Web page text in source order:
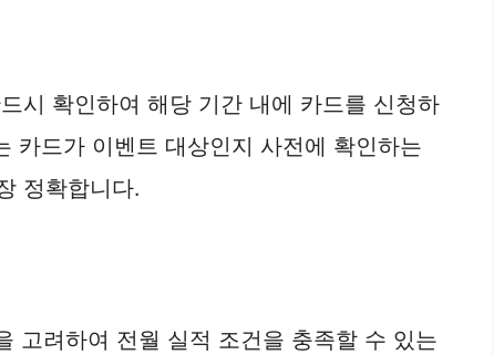
시 확인하여 해당 기간 내에 카드를 신청하
카드가 이벤트 대상인지 사전에 확인하는
정확합니다.
고려하여 전월 실적 조건을 충족할 수 있는